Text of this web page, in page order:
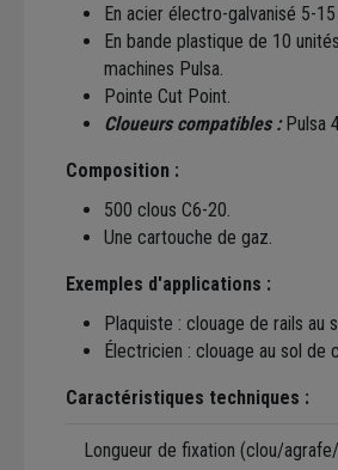
En acier électro-galvanisé 5-15
En bande plastique de 10
machines Pulsa.
Pointe Cut Point.
Cloueurs compatibles :Pulsa
Composition :
500 clous C6-20.
Une cartouche de gaz.
Exemples d'applications :
Plaquiste : clouage de rails au
Électricien : clouage au sol de
Caractéristiques techniques :
Longueur de fixation (clou/